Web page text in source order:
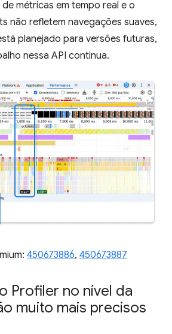
de métricas em tempo real e o
não refletem navegações suaves,
planejado para versões futuras,
nessa API continua.
450673886, 450673887
Profiler no nível da
muito mais precisos